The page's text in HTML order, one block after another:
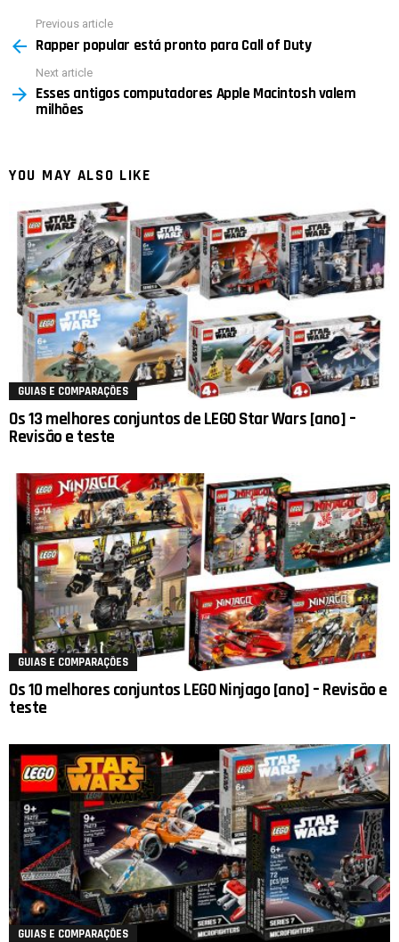
more
Previous article
Rapper popular está pronto para Call of Duty
Next article
Esses antigos computadores Apple Macintosh valem
milhões
YOU MAY ALSO LIKE
GUIAS E COMPARAÇÕES
Os 13 melhores conjuntos de LEGO Star Wars [ano] –
Revisão e teste
GUIAS E COMPARAÇÕES
Os 10 melhores conjuntos LEGO Ninjago [ano] – Revisão e
teste
GUIAS E COMPARAÇÕES